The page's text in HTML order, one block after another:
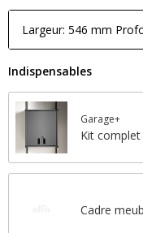
Largeur: 546 mm
Indispensables
Garage+
Kit
Cadre